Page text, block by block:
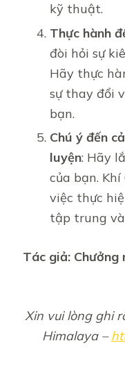
kỹ thuật.
Thực hành
đòi hỏi sự
Hãy thực
sự thay đổi
bạn.
Chú ý đến
luyện: Hãy
của bạn.
việc thực
tập trung
Tác giả: Chưởng
Xin vui lòng ghi
Himalaya –